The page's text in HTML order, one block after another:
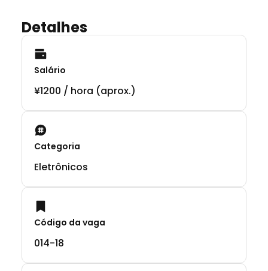
Detalhes
Salário
¥1200 / hora (aprox.)
Categoria
Eletrônicos
Código da vaga
014-18